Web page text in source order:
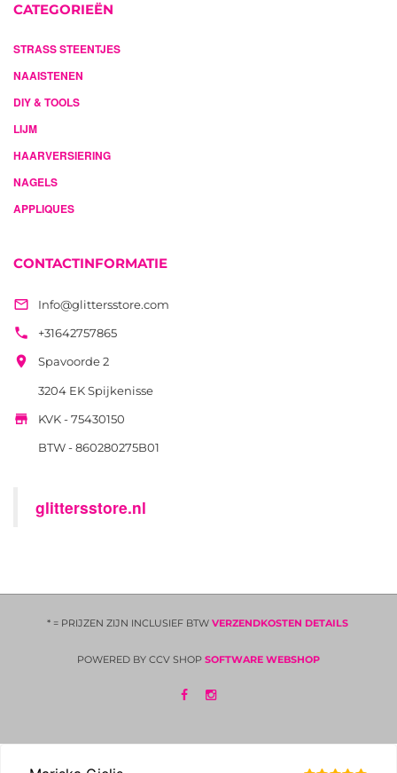
CATEGORIEËN
STRASS STEENTJES
NAAISTENEN
DIY & TOOLS
LIJM
HAARVERSIERING
NAGELS
APPLIQUES
CONTACTINFORMATIE
 Info@glittersstore.com
 +31642757865
 Spavoorde 2
3204 EK Spijkenisse
 KVK - 75430150
BTW - 860280275B01
glittersstore.nl
* = PRIJZEN ZIJN INCLUSIEF BTW VERZENDKOSTEN DETAILS
POWERED BY CCV SHOP SOFTWARE WEBSHOP